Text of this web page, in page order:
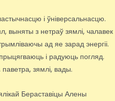
і ўніверсальнасцю.
з нетраў зямлі, чалавек
ад яе зарад энергіі.
і радуюць погляд.
зямлі, вады.
Бераставіцы Алены